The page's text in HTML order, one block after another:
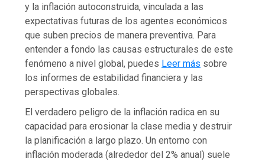
y la inflación autoconstruida, vinculada a las
expectativas futuras de los agentes económicos
que suben precios de manera preventiva. Para
entender a fondo las causas estructurales de este
fenómeno a nivel global, puedes Leer más sobre
los informes de estabilidad financiera y las
perspectivas globales.
El verdadero peligro de la inflación radica en su
capacidad para erosionar la clase media y destruir
la planificación a largo plazo. Un entorno con
inflación moderada (alrededor del 2% anual) suele